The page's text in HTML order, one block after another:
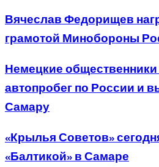
Вячеслав Федорищев
грамотой Минобороны
Немецкие
автопробег по России и
Самару
«Крылья Советов»
«Балтикой» в Самаре